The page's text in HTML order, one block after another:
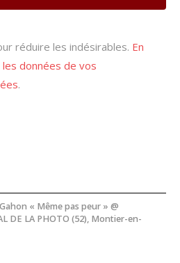
réduire les indésirables. En
données de vos
.
« Même pas peur » @
DE LA PHOTO (52), Montier-en-